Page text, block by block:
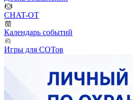
CHAT-OT
Календарь событий
Игры для СОТов